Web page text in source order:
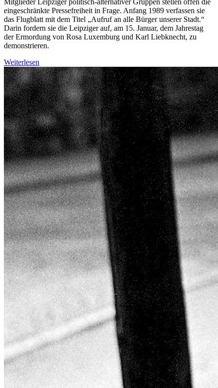
eingeschränkte Pressefreiheit in Frage. Anfang 1989 verfassen sie
das Flugblatt mit dem Titel „Aufruf an alle Bürger unserer Stadt.“
Darin fordern sie die Leipziger auf, am 15. Januar, dem Jahrestag
der Ermordung von Rosa Luxemburg und Karl Liebknecht, zu
demonstrieren.
Weiterlesen